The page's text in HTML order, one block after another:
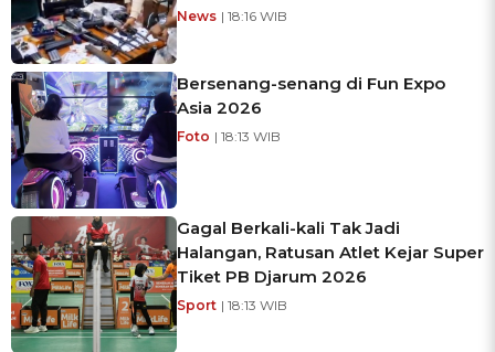
News | 18:16 WIB
Bersenang-senang di Fun Expo
Asia 2026
Foto | 18:13 WIB
Gagal Berkali-kali Tak Jadi
Halangan, Ratusan Atlet Kejar Super
Tiket PB Djarum 2026
Sport | 18:13 WIB